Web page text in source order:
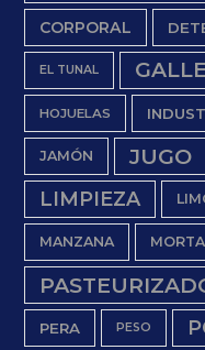
CORPORAL
EL TUNAL
HOJUELAS
JAMÓN JUGO
LIMPIEZA
MANZANA
PERA PESO